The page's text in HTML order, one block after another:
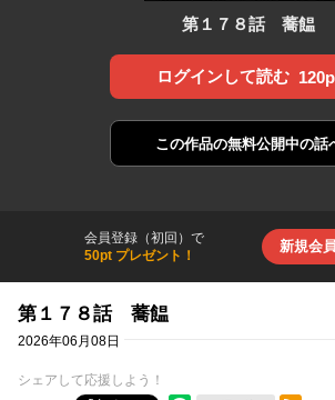
第１７８話 蕎饂
ログインして読む
この作品の無料公開中の話
会員登録（初回）で
50pt プレゼント！
新規会
第１７８話 蕎饂
2026年06月08日
シェアして応援しよう！
RSSフィード